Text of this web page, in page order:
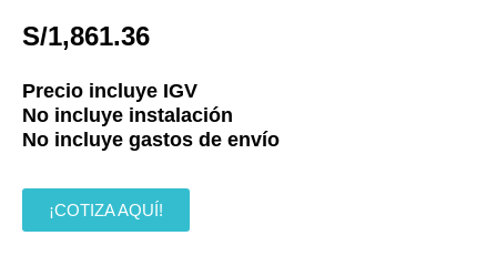
S/1,861.36
Precio incluye IGV
No incluye instalación
No incluye gastos de envío
¡COTIZA AQUÍ!